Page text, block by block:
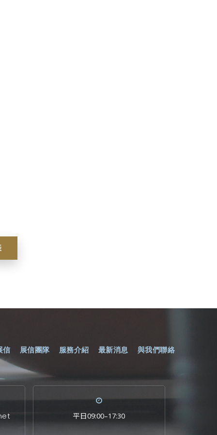
信 展信團隊 服務介紹 最新消息 與我們聯絡
平日09:00–17:30